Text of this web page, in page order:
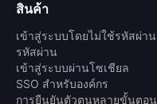
สินค้า
เข้าสู่ระบบโดยไม่ใช้รหัสผ่าน
รหัสผ่าน
เข้าสู่ระบบผ่านโซเชียล
SSO สำหรับองค์กร
การยืนยันตัวตนหลายขั้นตอน